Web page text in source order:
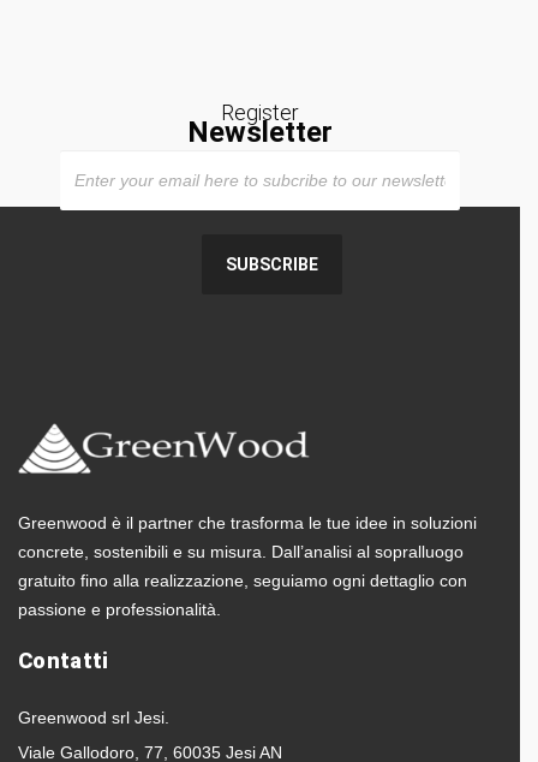
Register
Newsletter
Greenwood è il partner che trasforma le tue idee in soluzioni
concrete, sostenibili e su misura. Dall’analisi al sopralluogo
gratuito fino alla realizzazione, seguiamo ogni dettaglio con
passione e professionalità.
Contatti
Greenwood srl Jesi.
Viale Gallodoro, 77, 60035 Jesi AN